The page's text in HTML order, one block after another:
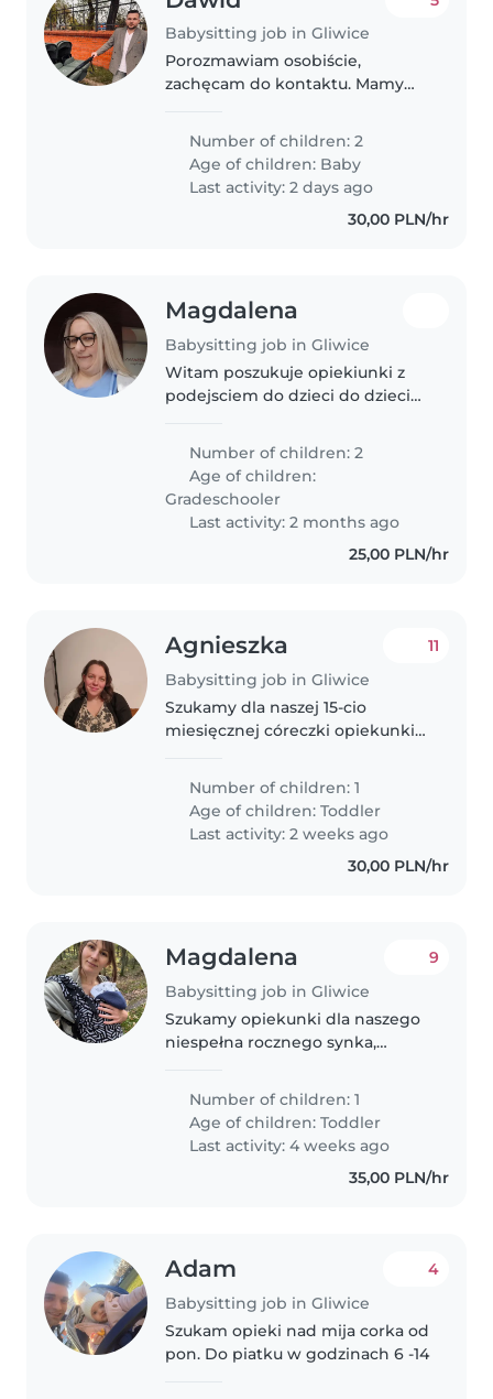
Babysitting job in Gliwice
Porozmawiam osobiście,
zachęcam do kontaktu. Mamy
bliźniaków.
Number of children: 2
Age of children: Baby
Last activity: 2 days ago
30,00 PLN/hr
Magdalena
Babysitting job in Gliwice
Witam poszukuje opiekiunki z
podejsciem do dzieci do dzieci
szykowanie do szkoly i
odprowadzenie ( okolo 6 razy)
oraz dwa razy w miesiącu zawsze
wychodzi środa..
Number of children: 2
Age of children:
Gradeschooler
Last activity: 2 months ago
25,00 PLN/hr
Agnieszka
Babysitting job in Gliwice
11
Szukamy dla naszej 15-cio
miesięcznej córeczki opiekunki
kogoś, kto ma doświadczenie z
małymi dziećmi i ich pielęgnacją,
gdyby miał również
doświadczenie z..
Number of children: 1
Age of children:Toddler
Last activity: 2 weeks ago
30,00 PLN/hr
Magdalena
Babysitting job in Gliwice
9
Szukamy opiekunki dla naszego
niespełna rocznego synka,
świata. Nasz syn uwielbia bawić
się i poznawać nowe rzeczy oraz
przebywać na dworze. Syn jest..
Number of children: 1
Age of children:Toddler
Last activity: 4 weeks ago
35,00 PLN/hr
Adam
Babysitting job in Gliwice
4
Szukam opieki nad mija corka od
pon. Do piatku w godzinach 6 -14